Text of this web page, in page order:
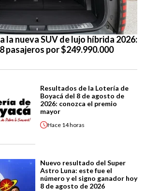
la nueva SUV de lujo híbrida 2026:
pasajeros por $249.990.000
Resultados de la Lotería de
Boyacá del 8 de agosto de
2026: conozca el premio
mayor
Hace 14 horas
Nuevo resultado del Super
Astro Luna: este fue el
número y el signo ganador hoy
8 de agosto de 2026